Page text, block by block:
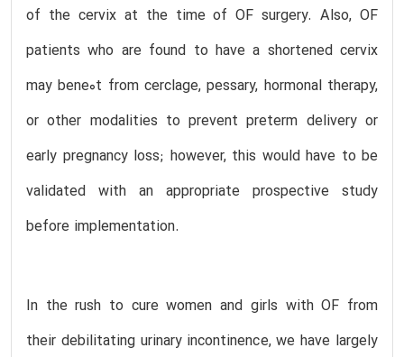
of the cervix at the time of OF surgery. Also, OF
patients who are found to have a shortened cervix
may bene0t from cerclage, pessary, hormonal therapy,
or other modalities to prevent preterm delivery or
early pregnancy loss; however, this would have to be
validated with an appropriate prospective study
before implementation.
In the rush to cure women and girls with OF from
their debilitating urinary incontinence, we have largely